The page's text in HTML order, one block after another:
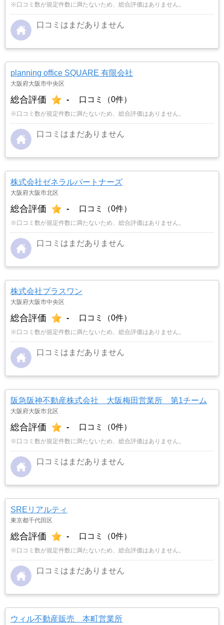
※口コミ数が規定件数に満たないため、総合評価はありません。
口コミはまだありません
planning office SQUARE 有限会社
大阪府大阪市中央区
総合評価 - 口コミ（0件）
※口コミ数が規定件数に満たないため、総合評価はありません。
口コミはまだありません
株式会社ゼネラルパートナーズ
大阪府大阪市北区
総合評価 - 口コミ（0件）
※口コミ数が規定件数に満たないため、総合評価はありません。
口コミはまだありません
株式会社プラスワン
大阪府大阪市中央区
総合評価 - 口コミ（0件）
※口コミ数が規定件数に満たないため、総合評価はありません。
口コミはまだありません
阪急阪神不動産株式会社 大阪梅田営業所 第1チーム
大阪府大阪市北区
総合評価 - 口コミ（0件）
※口コミ数が規定件数に満たないため、総合評価はありません。
口コミはまだありません
SREリアルティ
東京都千代田区
総合評価 - 口コミ（0件）
※口コミ数が規定件数に満たないため、総合評価はありません。
口コミはまだありません
ウィル不動産販売 本町営業所